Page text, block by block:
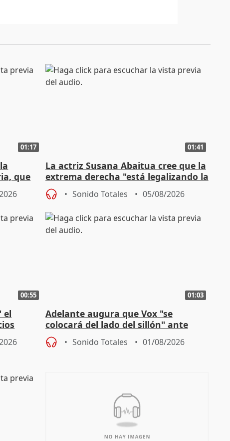
01:17
que
01:41
La actriz Susana Abaitua cree que la
extrema derecha "está legalizando la
homofobia"
Sonido Totales 05/08/2026
00:55
el
01:03
Adelante augura que Vox "se
colocará del lado del sillón" ante
iniciativas de la oposición
Sonido Totales 01/08/2026